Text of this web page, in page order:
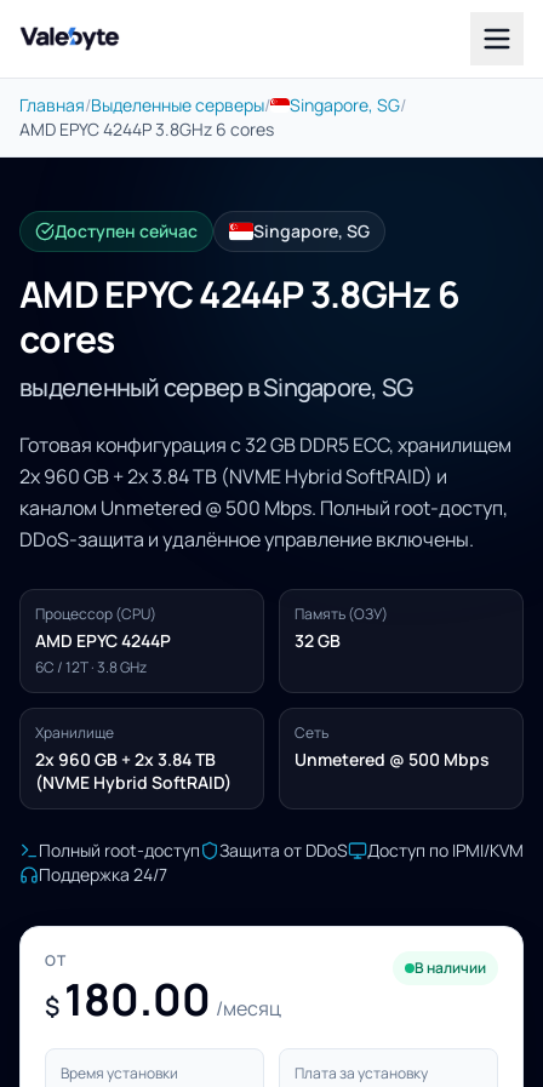
Valebyte
Главная/Выделенные серверы/ Singapore, SG/
AMD EPYC 4244P 3.8GHz 6 cores
Доступен сейчас Singapore, SG
AMD EPYC 4244P 3.8GHz 6
cores
выделенный сервер в Singapore, SG
Готовая конфигурация с 32 GB DDR5 ECC, хранилищем
2x 960 GB + 2x 3.84 TB (NVME Hybrid SoftRAID) и
каналом Unmetered @ 500 Mbps. Полный root-доступ,
DDoS-защита и удалённое управление включены.
Процессор (CPU)
AMD EPYC 4244P
6C / 12T · 3.8 GHz
Память (ОЗУ)
32 GB
Хранилище
2x 960 GB + 2x 3.84 TB
(NVME Hybrid SoftRAID)
Сеть
Unmetered @ 500 Mbps
Полный root-доступ Защита от DDoS
Доступ по IPMI/KVM
Поддержка 24/7
ОТ
$ 180.00 /месяц
В наличии
Время установки Плата за установку